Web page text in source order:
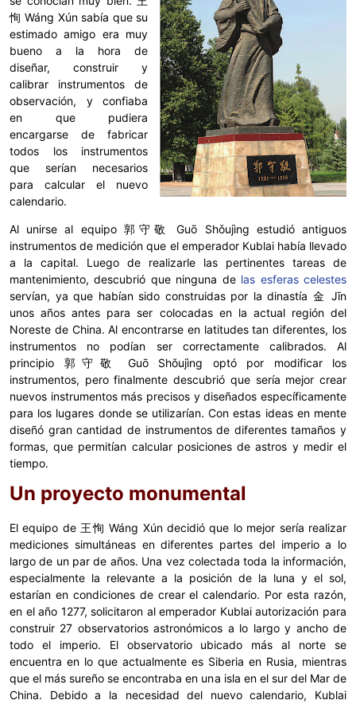
恂 Wáng Xún sabía que su
estimado amigo era muy
bueno a la hora de
diseñar, construir y
calibrar instrumentos de
observación, y confiaba
en que pudiera
encargarse de fabricar
todos los instrumentos
que serían necesarios
para calcular el nuevo
calendario.
Al unirse al equipo 郭守敬 Guō Shǒujìng estudió antiguos
instrumentos de medición que el emperador Kublai había llevado
a la capital. Luego de realizarle las pertinentes tareas de
mantenimiento, descubrió que ninguna de las esferas celestes
servían, ya que habían sido construidas por la dinastía 金 Jīn
unos años antes para ser colocadas en la actual región del
Noreste de China. Al encontrarse en latitudes tan diferentes, los
instrumentos no podían ser correctamente calibrados. Al
principio 郭守敬 Guō Shǒujìng optó por modificar los
instrumentos, pero finalmente descubrió que sería mejor crear
nuevos instrumentos más precisos y diseñados específicamente
para los lugares donde se utilizarían. Con estas ideas en mente
diseñó gran cantidad de instrumentos de diferentes tamaños y
formas, que permitían calcular posiciones de astros y medir el
tiempo.
Un proyecto monumental
El equipo de 王恂 Wáng Xún decidió que lo mejor sería realizar
mediciones simultáneas en diferentes partes del imperio a lo
largo de un par de años. Una vez colectada toda la información,
especialmente la relevante a la posición de la luna y el sol,
estarían en condiciones de crear el calendario. Por esta razón,
en el año 1277, solicitaron al emperador Kublai autorización para
construir 27 observatorios astronómicos a lo largo y ancho de
todo el imperio. El observatorio ubicado más al norte se
encuentra en lo que actualmente es Siberia en Rusia, mientras
que el más sureño se encontraba en una isla en el sur del Mar de
China. Debido a la necesidad del nuevo calendario, Kublai